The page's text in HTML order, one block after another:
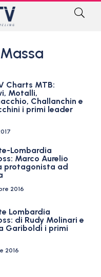
Charts MTB:
Motalli,
Challanchin e
i primi leader
Lombardia
Marco Aurelio
protagonista ad
2016
Lombardia
di Rudy Molinari e
Gariboldi i primi
2016